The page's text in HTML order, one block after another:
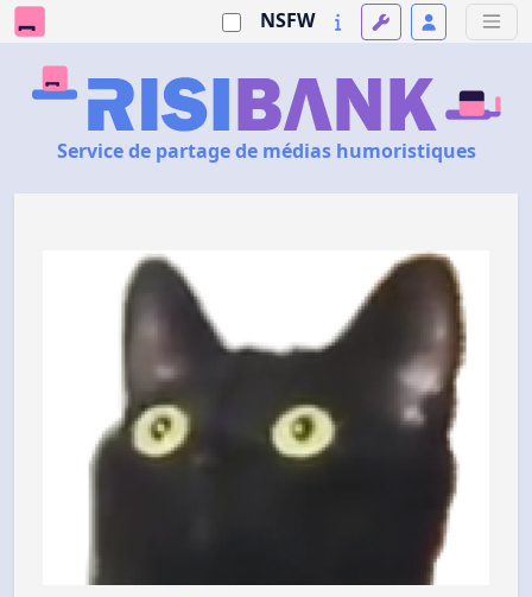
NSFW
Service de partage de médias humoristiques